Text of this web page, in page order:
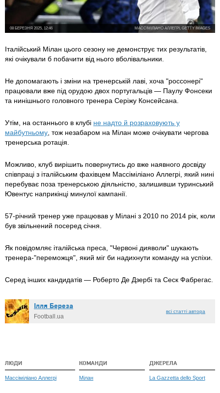
МАССІМІЛІАНО АЛЛЕГРІ, GETTY IMAGES
08 БЕРЕЗНЯ 2025, 12:46
Італійський Мілан цього сезону не демонструє тих результатів,
які очікували б побачити від нього вболівальники.
Не допомагають і зміни на тренерській лаві, хоча "россонері"
працювали вже під орудою двох португальців — Паулу Фонсеки
та нинішнього головного тренера Серіжу Консейсана.
Утім, на останнього в клубі не надто й розраховують у
майбутньому, тож незабаром на Мілан може очікувати чергова
тренерська ротація.
Можливо, клуб вирішить повернутись до вже наявного досвіду
співпраці з італійським фахівцем Массіміліано Аллегрі, який нині
перебуває поза тренерською діяльністю, залишивши туринський
Ювентус наприкінці минулої кампанії.
57-річний тренер уже працював у Мілані з 2010 по 2014 рік, коли
був звільнений посеред січня.
Як повідомляє італійська преса, "Червоні дияволи" шукають
тренера-"переможця", який міг би надихнути команду на успіхи.
Серед інших кандидатів — Роберто Де Дзербі та Сеск Фабрегас.
Ілля Береза
Football.ua
всі статті автора
ЛЮДИ
Массіміліано Аллегрі
КОМАНДИ
Мілан
ДЖЕРЕЛА
La Gazzetta dello Sport